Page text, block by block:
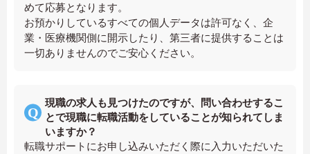
めて応募となります。
お預かりしているすべての個人データは許可なく、企
業・医療機関側に開示したり、第三者に提供することは
一切ありませんのでご安心ください。
現職の求人も見つけたのですが、問い合わせするこ
とで現職に転職活動をしていることが知られてしま
いますか？
転職サポートにお申し込みいただく際に入力いただいた